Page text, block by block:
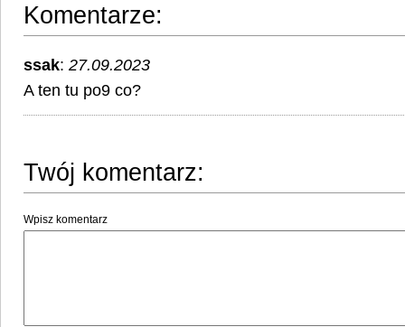
Komentarze:
ssak: 27.09.2023
A ten tu po9 co?
Twój komentarz:
Wpisz komentarz